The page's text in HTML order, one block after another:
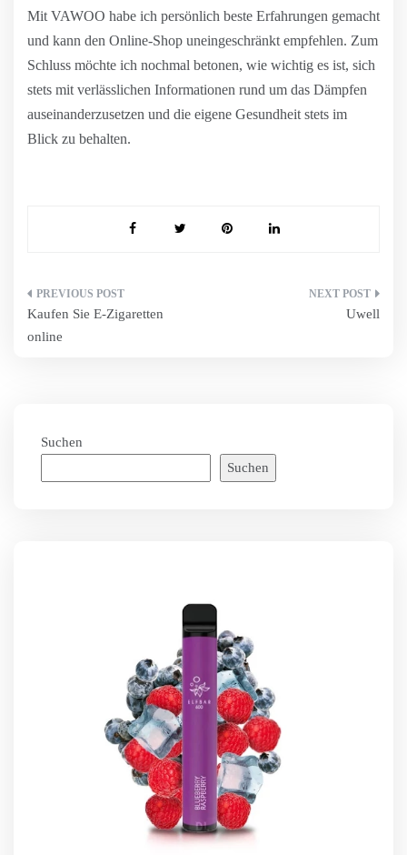
Mit VAWOO habe ich persönlich beste Erfahrungen gemacht
und kann den Online-Shop uneingeschränkt empfehlen. Zum
Schluss möchte ich nochmal betonen, wie wichtig es ist, sich
stets mit verlässlichen Informationen rund um das Dämpfen
auseinanderzusetzen und die eigene Gesundheit stets im
Blick zu behalten.
Beitragsnavigation
Kaufen Sie E-Zigaretten
online
Uwell
Suchen
Suchen